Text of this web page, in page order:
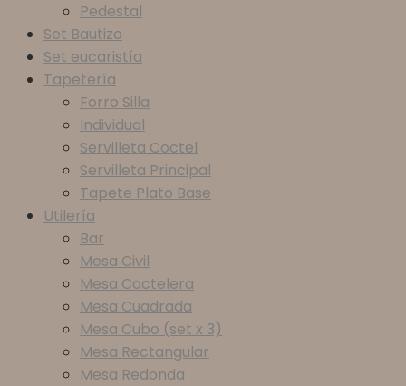
Pedestal
Set Bautizo
Set eucaristía
Tapetería
Forro Silla
Individual
Servilleta Coctel
Servilleta Principal
Tapete Plato Base
Utilería
Bar
Mesa Civil
Mesa Coctelera
Mesa Cuadrada
Mesa Cubo (set x 3)
Mesa Rectangular
Mesa Redonda